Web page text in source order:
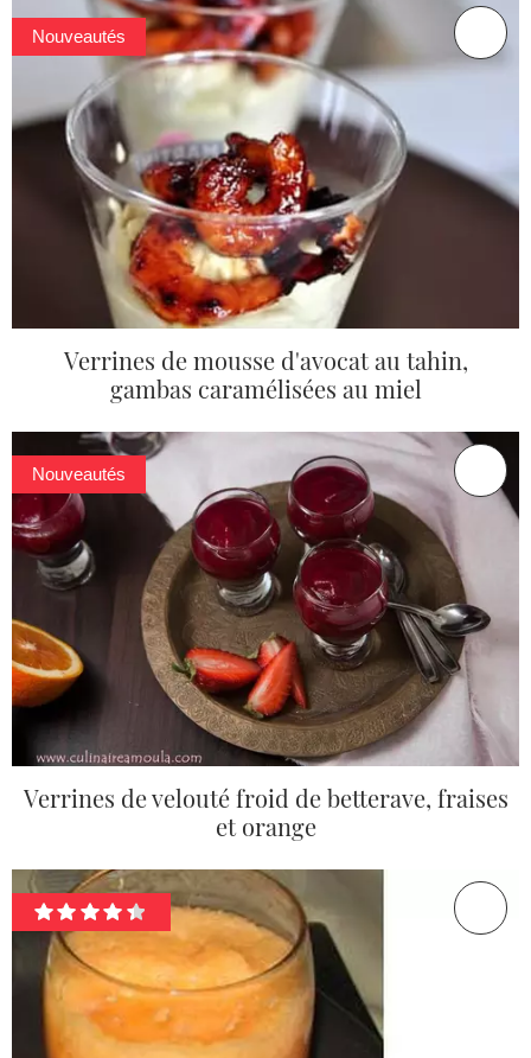
Nouveautés
Verrines de mousse d'avocat au tahin,
gambas caramélisées au miel
Nouveautés
Verrines de velouté froid de betterave, fraises
et orange